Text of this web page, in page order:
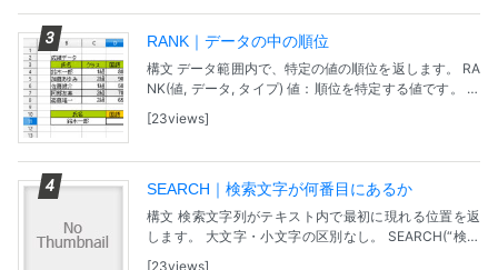
RANK｜データの中の順位
構文 データ範囲内で、特定の値の順位を返します。 RA
NK(値, データ, タイプ) 値：順位を特定する値です。 デ
ータ：データが入力されているセル範囲。 タイプ：0を
指定するか省略すると降順。0以外...
23views
SEARCH｜検索文字が何番目にあるか
構文 検索文字列がテキスト内で最初に現れる位置を返
します。 大文字・小文字の区別なし。 SEARCH(“検索
文字列“; “テキスト”; 開始位置) 検索文字列：検索する文
23views